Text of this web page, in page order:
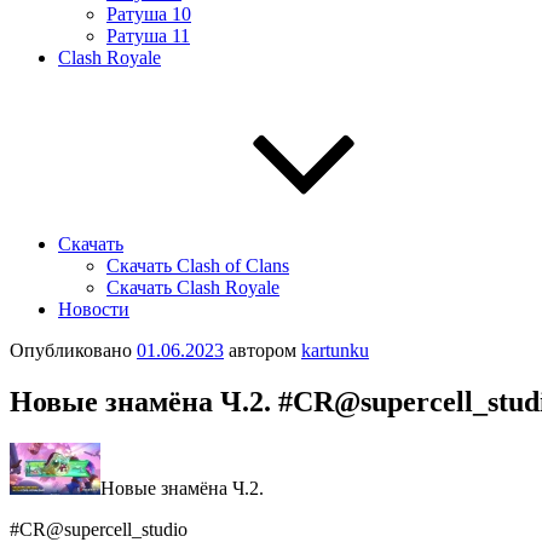
Ратуша 10
Ратуша 11
Clash Royale
Скачать
Скачать Clash of Clans
Скачать Clash Royale
Новости
Опубликовано 01.06.2023 автором kartunku
Ηовыe знaмëнa Ч.2.
Ηовыe знaмëнa Ч.2.
#CR@suреrсеll_studio